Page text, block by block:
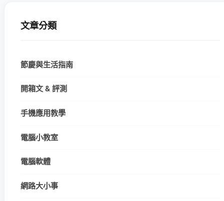
文章分類
節慶與生活指南
開箱文 & 評測
手機應用教學
電腦小教室
電腦軟體
網路大小事